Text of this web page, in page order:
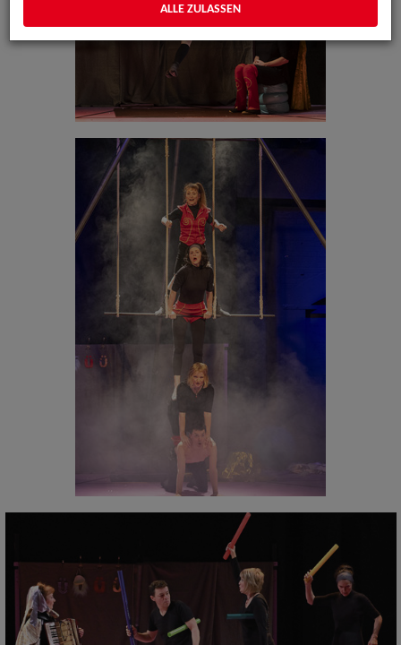
ALLE ZULASSEN